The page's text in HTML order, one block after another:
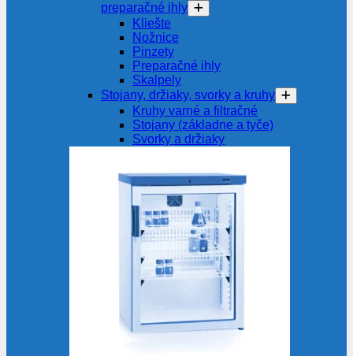
preparačné ihly
Kliešte
Nožnice
Pinzety
Preparačné ihly
Skalpely
Stojany, držiaky, svorky a kruhy
Kruhy varné a filtračné
Stojany (základne a tyče)
Svorky a držiaky